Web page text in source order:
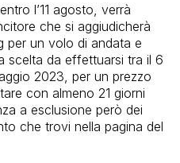
l’11 agosto, verrà
che si aggiudicherà
per un volo di andata e
scelta da effettuarsi tra il 6
2023, per un prezzo
con almeno 21 giorni
a esclusione però dei
che trovi nella pagina del